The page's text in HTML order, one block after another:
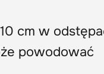
cm w
powodować